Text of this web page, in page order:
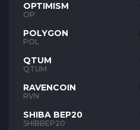
OPTIMISM
OP
POLYGON
POL
QTUM
QTUM
RAVENCOIN
RVN
SHIBA BEP20
SHIBBEP20